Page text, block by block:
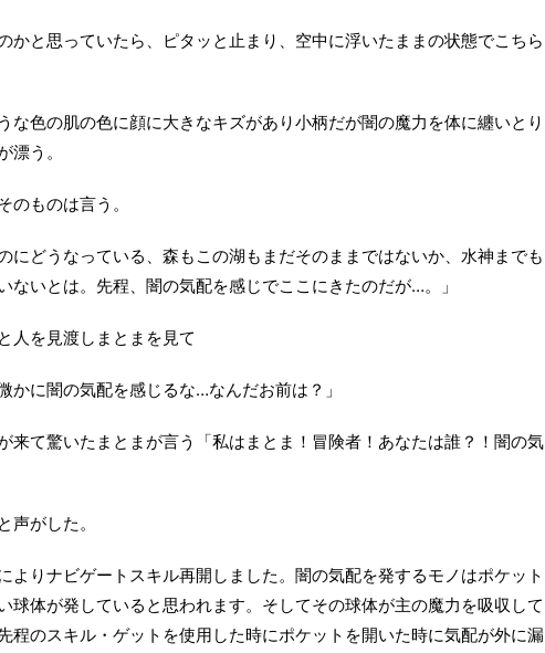
かと思っていたら、ピタッと止まり、空中に浮いたままの状態でこちら
な色の肌の色に顔に大きなキズがあり小柄だが闇の魔力を体に纏いとり
漂う。
のものは言う。
にどうなっている、森もこの湖もまだそのままではないか、水神までも
ないとは。先程、闇の気配を感じでここにきたのだが…。」
人を見渡しまとまを見て
かに闇の気配を感じるな…なんだお前は？」
来て驚いたまとまが言う「私はまとま！冒険者！あなたは誰？！闇の気
声がした。
よりナビゲートスキル再開しました。闇の気配を発するモノはポケット
球体が発していると思われます。そしてその球体が主の魔力を吸収して
程のスキル・ゲットを使用した時にポケットを開いた時に気配が外に漏